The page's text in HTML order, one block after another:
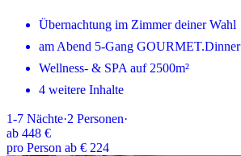
Übernachtung im Zimmer deiner Wahl
am Abend 5-Gang GOURMET.Dinner
Wellness- & SPA auf 2500m²
4 weitere Inhalte
1-7 Nächte·2 Personen·
ab 448 €
pro Person ab € 224